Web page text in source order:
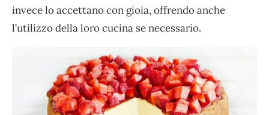
invece lo accettano con gioia, offrendo anche
l’utilizzo della loro cucina se necessario.